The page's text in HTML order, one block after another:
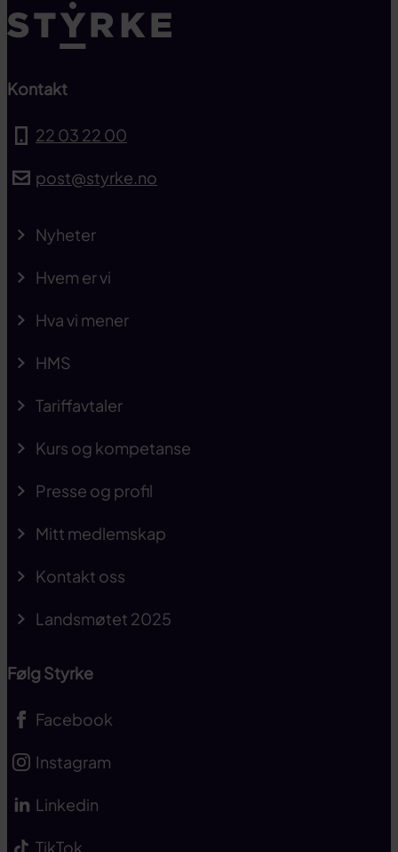
Kontakt
22 03 22 00
post@styrke.no
Nyheter
Hvem er vi
Hva vi mener
HMS
Tariffavtaler
Kurs og kompetanse
Presse og profil
Mitt medlemskap
Kontakt oss
Landsmøtet 2025
Følg Styrke
Facebook
Instagram
Linkedin
TikTok